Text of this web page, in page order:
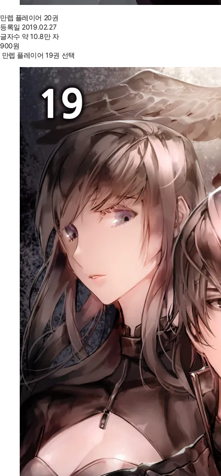
만렙 플레이어 20권
등록일 2019.02.27
글자수 약 10.8만 자
900원
만렙 플레이어 19권 선택